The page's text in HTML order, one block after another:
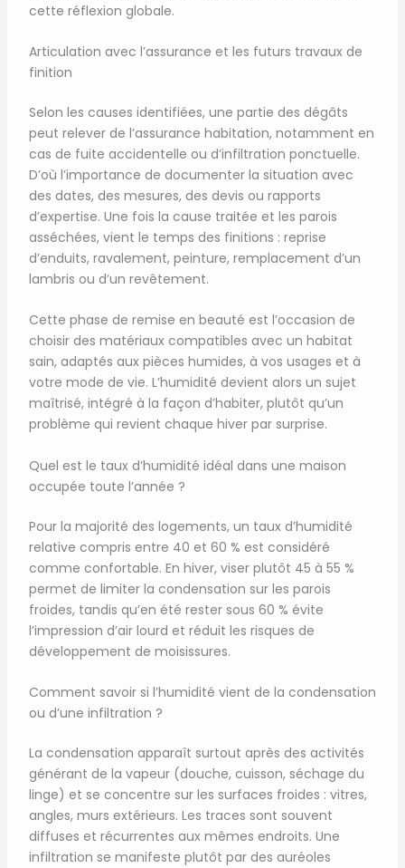
cette réflexion globale.
Articulation avec l’assurance et les futurs travaux de
finition
Selon les causes identifiées, une partie des dégâts
peut relever de l’assurance habitation, notamment en
cas de fuite accidentelle ou d’infiltration ponctuelle.
D’où l’importance de documenter la situation avec
des dates, des mesures, des devis ou rapports
d’expertise. Une fois la cause traitée et les parois
asséchées, vient le temps des finitions : reprise
d’enduits, ravalement, peinture, remplacement d’un
lambris ou d’un revêtement.
Cette phase de remise en beauté est l’occasion de
choisir des matériaux compatibles avec un habitat
sain, adaptés aux pièces humides, à vos usages et à
votre mode de vie. L’humidité devient alors un sujet
maîtrisé, intégré à la façon d’habiter, plutôt qu’un
problème qui revient chaque hiver par surprise.
Quel est le taux d’humidité idéal dans une maison
occupée toute l’année ?
Pour la majorité des logements, un taux d’humidité
relative compris entre 40 et 60 % est considéré
comme confortable. En hiver, viser plutôt 45 à 55 %
permet de limiter la condensation sur les parois
froides, tandis qu’en été rester sous 60 % évite
l’impression d’air lourd et réduit les risques de
développement de moisissures.
Comment savoir si l’humidité vient de la condensation
ou d’une infiltration ?
La condensation apparaît surtout après des activités
générant de la vapeur (douche, cuisson, séchage du
linge) et se concentre sur les surfaces froides : vitres,
angles, murs extérieurs. Les traces sont souvent
diffuses et récurrentes aux mêmes endroits. Une
infiltration se manifeste plutôt par des auréoles